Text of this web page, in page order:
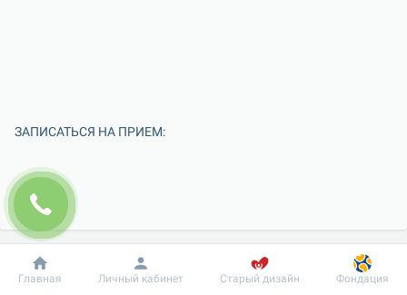
ЗАПИСАТЬСЯ НА ПРИЕМ:
Добробут Информация Пациенту
Главная Личный кабинет Старый дизайн Фондация